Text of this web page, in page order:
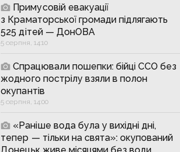
Примусовій евакуації
з Краматорської громади підлягають
525 дітей — ДонОВА
5 серпня, 14:10
Спрацювали пошепки: бійці ССО без
жодного пострілу взяли в полон
окупантів
5 серпня, 14:00
«Раніше вода була у вихідні дні,
тепер — тільки на свята»: окупований